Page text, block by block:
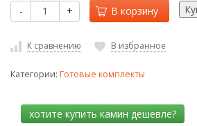
- + В корзину
К сравнению В избранное
Категории: Готовые комплекты